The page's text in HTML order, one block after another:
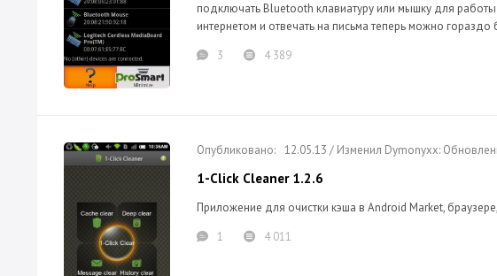
подключать Bluetooth клавиатуру или мышку для
интернетом и отвечать на письма теперь можно гораздо
3
4 389
12.05.13 / Изменил Dymonyxx:
1-Сlick Сleaner 1.2.6
Приложение для очистки кэша в Android Market,
1
4 011